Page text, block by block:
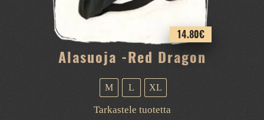
Alasuoja -Red Dragon
14.80€
M L XL
Tarkastele tuotettaTällä